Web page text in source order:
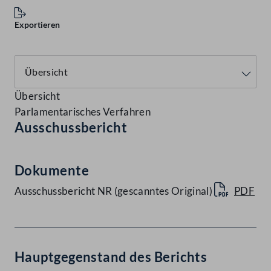
Exportieren
Übersicht
Parlamentarisches Verfahren
Ausschussbericht
Dokumente
Ausschussbericht NR (gescanntes Original) PDF
Hauptgegenstand des Berichts